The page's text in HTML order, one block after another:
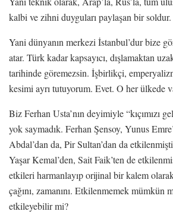
kalbi ve zihni duyguları paylaşan bir soldur.
Yani dünyanın merkezi İstanbul’dur bize
atar. Türk kadar kapsayıcı, dışlamaktan
tarihinde göremezsin. İşbirlikçi,
kesimi ayrı tutuyorum. Evet. O her ülkede
Biz Ferhan Usta’nın deyimiyle “kıçımızı
yok saymadık. Ferhan Şensoy, Yunus
Abdal’dan da, Pir Sultan’dan da
Yaşar Kemal’den, Sait Faik’ten de
etkileri harmanlayıp orijinal bir kalem olarak
çağını, zamanını. Etkilenmemek mümkün
etkileyebilir mi?